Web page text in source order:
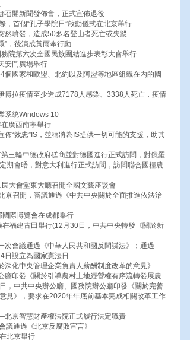
開新聞發佈會，正式宣佈退役
首個“孔子學院日”啟動儀式在北京舉行
噴發，造成50多名登山者死亡或失蹤
”，後演成黃雨傘行動
院第六次全國民族團結進步表彰大會舉行
安門廣場舉行
國家和歐盟、北約以及阿盟等地區組織在內的國
拉疫情至少造成7178人感染、3338人死亡，疫情
系統Windows 10
廣西南寧舉行
“效忠”IS，並稱將為IS提供一切可能的支援，助其
三輪中德政府磋商並對德國進行正式訪問，對俄羅
期會晤，對意大利進行正式訪問，訪問聯合國糧農
大會堂東大廳召開全國文藝座談會
召開，審議通過《中共中央關於全面推進依法治
際博覽會在成都舉行
福建古田舉行(12月30日，中共中央轉發《關於新
會議通過《中華人民共和國反間諜法》；通過
日設立為國家憲法日
化中央管理企業負責人薪酬制度改革的意見》
印發《關於引導農村土地經營權有序流轉發展農
，中共中央辦公廳、國務院辦公廳印發《關於完善
見》，要求在2020年年底前基本完成相關改革工作
京智慧財產權法院正式履行法定職責
通過《北京反腐敗宣言》
北京舉行